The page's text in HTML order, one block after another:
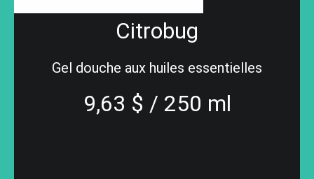
Citrobug
Gel douche aux huiles essentielles
9,63 $ / 250 ml